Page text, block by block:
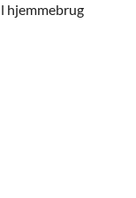
hjemmebrug